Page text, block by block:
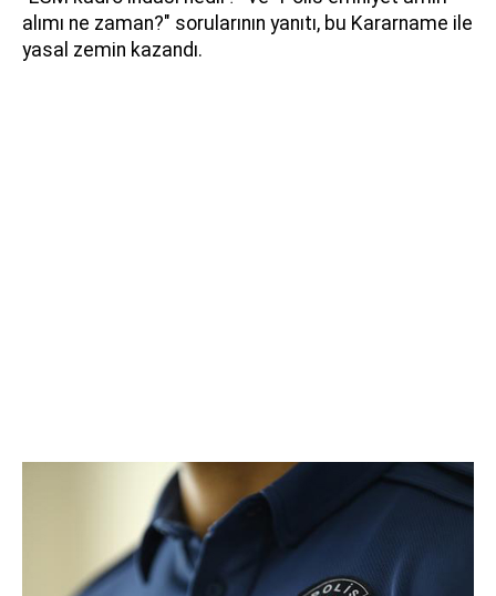
alımı ne zaman?" sorularının yanıtı, bu Kararname ile
yasal zemin kazandı.